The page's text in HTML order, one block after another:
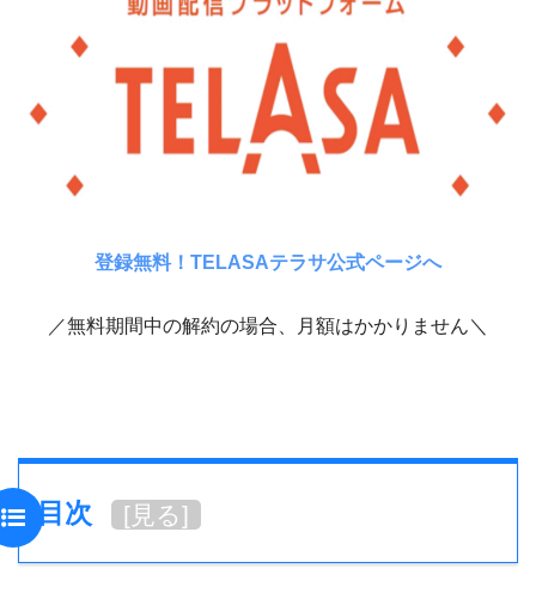
登録無料！TELASAテラサ公式ページへ
／無料期間中の解約の場合、月額はかかりません＼
目次 [見る]